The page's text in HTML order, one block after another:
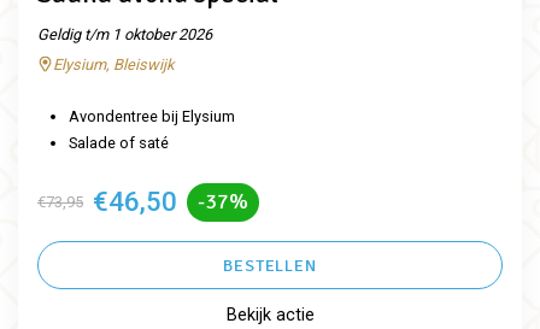
Geldig t/m 1 oktober 2026
Elysium, Bleiswijk
Avondentree bij Elysium
Salade of saté
€73,95 €46,50 -37%
BESTELLEN
Bekijk actie